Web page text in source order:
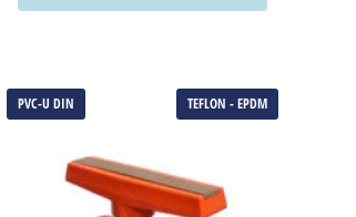
PVC-U DIN TEFLON - EPDM